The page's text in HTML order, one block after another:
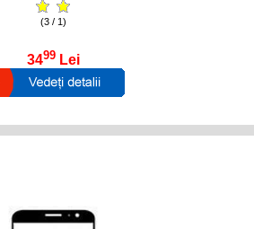
(3 / 1)
3499 Lei